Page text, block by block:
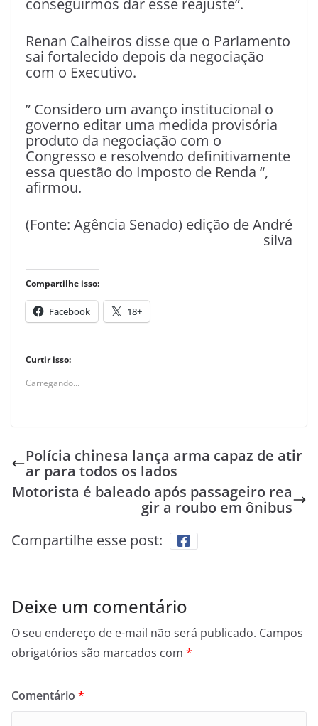
conseguirmos dar esse reajuste”.
Renan Calheiros disse que o Parlamento
sai fortalecido depois da negociação
com o Executivo.
” Considero um avanço institucional o
governo editar uma medida provisória
produto da negociação com o
Congresso e resolvendo definitivamente
essa questão do Imposto de Renda “,
afirmou.
(Fonte: Agência Senado) edição de André
silva
Compartilhe isso:
Facebook 18+
Curtir isso:
Carregando...
Polícia chinesa lança arma capaz de atir
ar para todos os lados
Motorista é baleado após passageiro rea
gir a roubo em ônibus
Compartilhe esse post:
Deixe um comentário
O seu endereço de e-mail não será publicado. Campos
obrigatórios são marcados com *
Comentário *